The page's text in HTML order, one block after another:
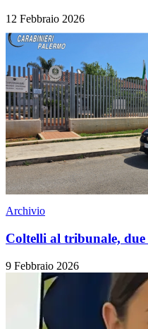
12 Febbraio 2026
Archivio
Coltelli al tribunale, due
9 Febbraio 2026